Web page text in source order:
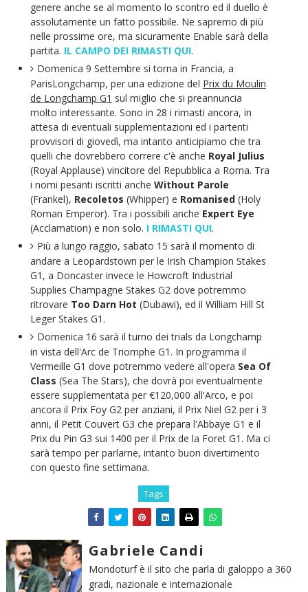
genere anche se al momento lo scontro ed il duello è
assolutamente un fatto possibile. Ne sapremo di più
nelle prossime ore, ma sicuramente Enable sarà della
partita. IL CAMPO DEI RIMASTI QUI.
Domenica 9 Settembre si torna in Francia, a
ParisLongchamp, per una edizione del Prix du Moulin
de Longchamp G1 sul miglio che si preannuncia
molto interessante. Sono in 28 i rimasti ancora, in
attesa di eventuali supplementazioni ed i partenti
provvisori di giovedì, ma intanto anticipiamo che tra
quelli che dovrebbero correre c'è anche Royal Julius
(Royal Applause) vincitore del Repubblica a Roma. Tra
i nomi pesanti iscritti anche Without Parole
(Frankel), Recoletos (Whipper) e Romanised(Holy
Roman Emperor). Tra i possibili anche Expert Eye
(Acclamation) e non solo. I RIMASTI QUI.
Più a lungo raggio, sabato 15 sarà il momento di
andare a Leopardstown per le Irish Champion Stakes
G1, a Doncaster invece le Howcroft Industrial
Supplies Champagne Stakes G2 dove potremmo
ritrovare Too Darn Hot (Dubawi), ed il William Hill St
Leger Stakes G1.
Domenica 16 sarà il turno dei trials da Longchamp
in vista dell'Arc de Triomphe G1. In programma il
Vermeille G1 dove potremmo vedere all'opera Sea Of
Class (Sea The Stars), che dovrà poi eventualmente
essere supplementata per €120,000 all'Arco, e poi
ancora il Prix Foy G2 per anziani, il Prix Niel G2 per i 3
anni, il Petit Couvert G3 che prepara l'Abbaye G1 e il
Prix du Pin G3 sui 1400 per il Prix de la Foret G1. Ma ci
sarà tempo per parlarne, intanto buon divertimento
con questo fine settimana.
Tags
Gabriele Candi
Mondoturf è il sito che parla di galoppo a 360
gradi, nazionale e internazionale